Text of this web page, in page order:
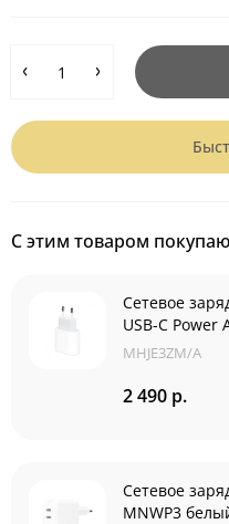
С этим товаром
Сетевое
USB-C Power
MHJE3ZM/A
2 490 р.
Сетевое
MNWP3